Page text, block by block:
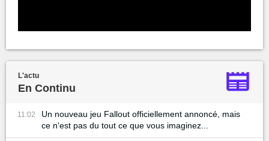
L'actu
En Continu
11:02
Un nouveau jeu Fallout officiellement annoncé, mais
ce n'est pas du tout ce que vous imaginez...